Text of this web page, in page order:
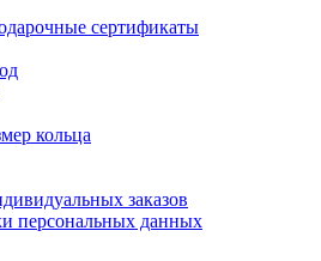
сертификаты
кольца
заказов
персональных данных